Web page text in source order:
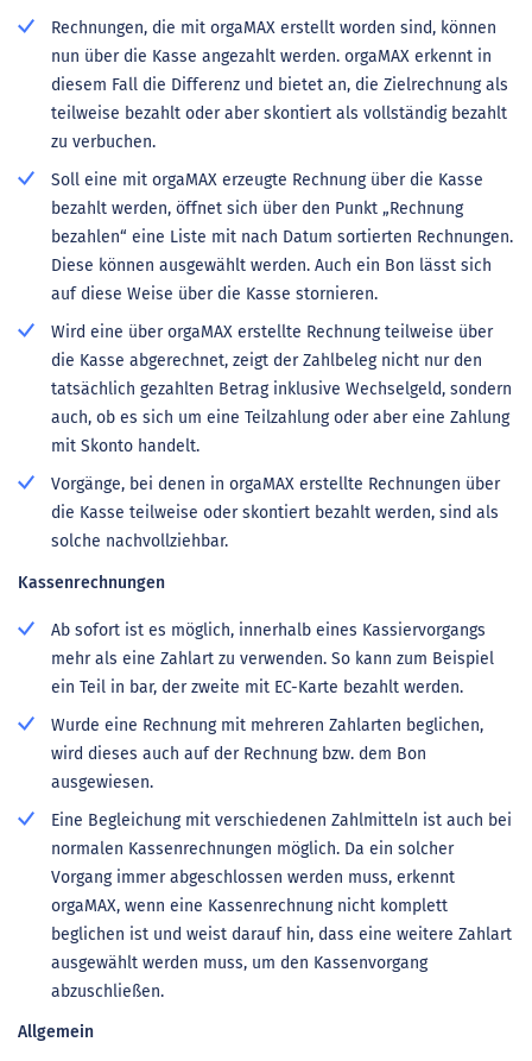
Rechnungen, die mit orgaMAX erstellt worden sind, können
nun über die Kasse angezahlt werden. orgaMAX erkennt in
diesem Fall die Differenz und bietet an, die Zielrechnung als
teilweise bezahlt oder aber skontiert als vollständig bezahlt
zu verbuchen.
Soll eine mit orgaMAX erzeugte Rechnung über die Kasse
bezahlt werden, öffnet sich über den Punkt „Rechnung
bezahlen“ eine Liste mit nach Datum sortierten Rechnungen.
Diese können ausgewählt werden. Auch ein Bon lässt sich
auf diese Weise über die Kasse stornieren.
Wird eine über orgaMAX erstellte Rechnung teilweise über
die Kasse abgerechnet, zeigt der Zahlbeleg nicht nur den
tatsächlich gezahlten Betrag inklusive Wechselgeld, sondern
auch, ob es sich um eine Teilzahlung oder aber eine Zahlung
mit Skonto handelt.
Vorgänge, bei denen in orgaMAX erstellte Rechnungen über
die Kasse teilweise oder skontiert bezahlt werden, sind als
solche nachvollziehbar.
Kassenrechnungen
Ab sofort ist es möglich, innerhalb eines Kassiervorgangs
mehr als eine Zahlart zu verwenden. So kann zum Beispiel
ein Teil in bar, der zweite mit EC-Karte bezahlt werden.
Wurde eine Rechnung mit mehreren Zahlarten beglichen,
wird dieses auch auf der Rechnung bzw. dem Bon
ausgewiesen.
Eine Begleichung mit verschiedenen Zahlmitteln ist auch bei
normalen Kassenrechnungen möglich. Da ein solcher
Vorgang immer abgeschlossen werden muss, erkennt
orgaMAX, wenn eine Kassenrechnung nicht komplett
beglichen ist und weist darauf hin, dass eine weitere Zahlart
ausgewählt werden muss, um den Kassenvorgang
abzuschließen.
Allgemein